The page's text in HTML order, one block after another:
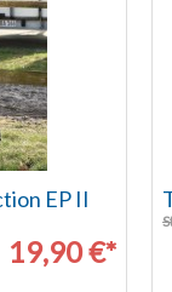
EP II
19,90 €*